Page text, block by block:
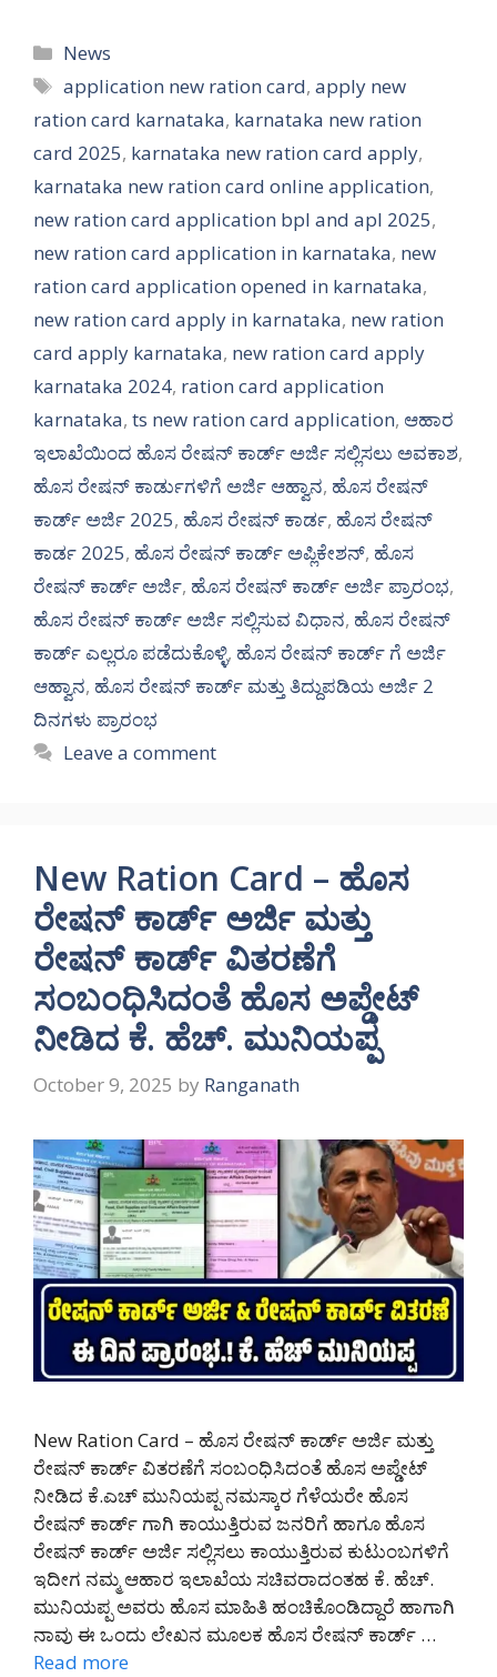
Categories
News
Tags
application new ration card,apply new
ration card karnataka, karnataka new ration
card 2025, karnataka new ration card apply,
karnataka new ration card online application,
new ration card application bpl and apl 2025,
new ration card application in karnataka, new
ration card application opened in karnataka,
new ration card apply in karnataka, new ration
card apply karnataka, new ration card apply
karnataka 2024, ration card application
karnataka, ts new ration card application, ಆಹಾರ
ಇಲಾಖೆಯಿಂದ ಹೊಸ ರೇಷನ್ ಕಾರ್ಡ್ ಅರ್ಜಿ ಸಲ್ಲಿಸಲು ಅವಕಾಶ,
ಹೊಸ ರೇಷನ್ ಕಾರ್ಡುಗಳಿಗೆ ಅರ್ಜಿ ಆಹ್ವಾನ, ಹೊಸ ರೇಷನ್
ಕಾರ್ಡ್ ಅರ್ಜಿ 2025, ಹೊಸ ರೇಷನ್ ಕಾರ್ಡ, ಹೊಸ ರೇಷನ್
ಕಾರ್ಡ 2025, ಹೊಸ ರೇಷನ್ ಕಾರ್ಡ್ ಅಪ್ಲಿಕೇಶನ್, ಹೊಸ
ರೇಷನ್ ಕಾರ್ಡ್ ಅರ್ಜಿ, ಹೊಸ ರೇಷನ್ ಕಾರ್ಡ್ ಅರ್ಜಿ ಪ್ರಾರಂಭ,
ಹೊಸ ರೇಷನ್ ಕಾರ್ಡ್ ಅರ್ಜಿ ಸಲ್ಲಿಸುವ ವಿಧಾನ, ಹೊಸ ರೇಷನ್
ಕಾರ್ಡ್ ಎಲ್ಲರೂ ಪಡೆದುಕೊಳ್ಳಿ, ಹೊಸ ರೇಷನ್ ಕಾರ್ಡ್ ಗೆ ಅರ್ಜಿ
ಆಹ್ವಾನ, ಹೊಸ ರೇಷನ್ ಕಾರ್ಡ್ ಮತ್ತು ತಿದ್ದುಪಡಿಯ ಅರ್ಜಿ 2
ದಿನಗಳು ಪ್ರಾರಂಭ
Leave a comment
New Ration Card – ಹೊಸ
ರೇಷನ್ ಕಾರ್ಡ್ ಅರ್ಜಿ ಮತ್ತು
ರೇಷನ್ ಕಾರ್ಡ್ ವಿತರಣೆಗೆ
ಸಂಬಂಧಿಸಿದಂತೆ ಹೊಸ ಅಪ್ಡೇಟ್
ನೀಡಿದ ಕೆ. ಹೆಚ್. ಮುನಿಯಪ್ಪ
October 9, 2025 by Ranganath
New Ration Card – ಹೊಸ ರೇಷನ್ ಕಾರ್ಡ್ ಅರ್ಜಿ ಮತ್ತು
ರೇಷನ್ ಕಾರ್ಡ್ ವಿತರಣೆಗೆ ಸಂಬಂಧಿಸಿದಂತೆ ಹೊಸ ಅಪ್ಡೇಟ್
ನೀಡಿದ ಕೆ.ಎಚ್ ಮುನಿಯಪ್ಪ ನಮಸ್ಕಾರ ಗೆಳೆಯರೇ ಹೊಸ
ರೇಷನ್ ಕಾರ್ಡ್ ಗಾಗಿ ಕಾಯುತ್ತಿರುವ ಜನರಿಗೆ ಹಾಗೂ ಹೊಸ
ರೇಷನ್ ಕಾರ್ಡ್ ಅರ್ಜಿ ಸಲ್ಲಿಸಲು ಕಾಯುತ್ತಿರುವ ಕುಟುಂಬಗಳಿಗೆ
ಇದೀಗ ನಮ್ಮ ಆಹಾರ ಇಲಾಖೆಯ ಸಚಿವರಾದಂತಹ ಕೆ. ಹೆಚ್.
ಮುನಿಯಪ್ಪ ಅವರು ಹೊಸ ಮಾಹಿತಿ ಹಂಚಿಕೊಂಡಿದ್ದಾರೆ ಹಾಗಾಗಿ
ನಾವು ಈ ಒಂದು ಲೇಖನ ಮೂಲಕ ಹೊಸ ರೇಷನ್ ಕಾರ್ಡ್ …
Read more